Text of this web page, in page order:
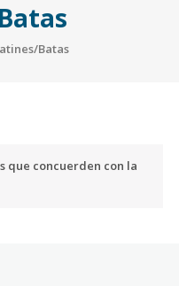
Batas
que concuerden con la